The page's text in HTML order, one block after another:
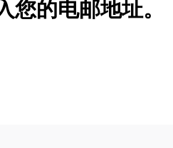
您的电邮地址。